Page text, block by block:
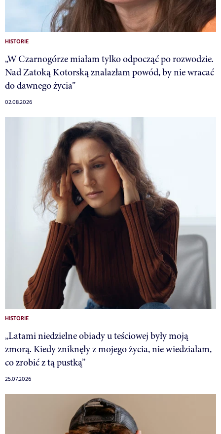
HISTORIE
„W Czarnogórze miałam tylko odpocząć po rozwodzie.
Nad Zatoką Kotorską znalazłam powód, by nie wracać
do dawnego życia”
02.08.2026
HISTORIE
„Latami niedzielne obiady u teściowej były moją
zmorą. Kiedy zniknęły z mojego życia, nie wiedziałam,
co zrobić z tą pustką”
25.07.2026